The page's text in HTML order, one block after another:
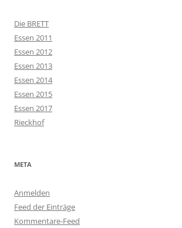
Die BRETT
Essen 2011
Essen 2012
Essen 2013
Essen 2014
Essen 2015
Essen 2017
Rieckhof
META
Anmelden
Feed der Einträge
Kommentare-Feed